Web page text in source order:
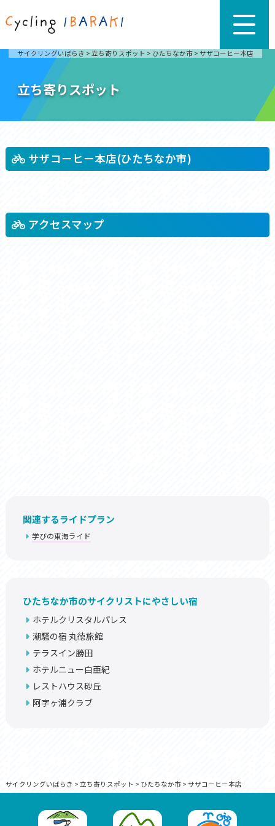
サイクリングいばらき > 立ち寄りスポット > ひたちなか市 > サザコーヒー本店
立ち寄りスポット
サザコーヒー本店(ひたちなか市)
アクセスマップ
関連するライドプラン
学びの東海ライド
ひたちなか市のサイクリストにやさしい宿
ホテルクリスタルパレス
潮騒の宿 丸徳旅館
テラスイン勝田
ホテルニュー白亜紀
レストハウス砂丘
阿字ヶ浦クラブ
サイクリングいばらき > 立ち寄りスポット > ひたちなか市> サザコーヒー本店